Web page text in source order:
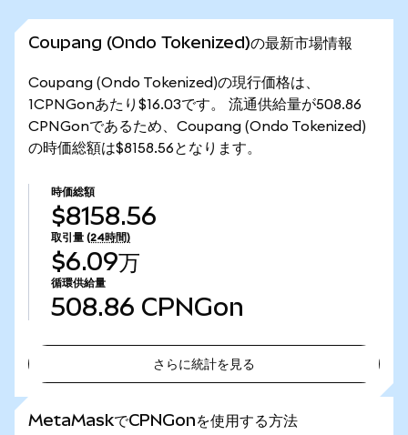
Coupang (Ondo Tokenized)の最新市場情報
Coupang (Ondo Tokenized)の現行価格は、
1CPNGonあたり$16.03です。 流通供給量が508.86
CPNGonであるため、Coupang (Ondo Tokenized)
の時価総額は$8158.56となります。
時価総額
$8158.56
取引量 (24時間)
$6.09万
循環供給量
508.86 CPNGon
さらに統計を見る
MetaMaskでCPNGonを使用する方法